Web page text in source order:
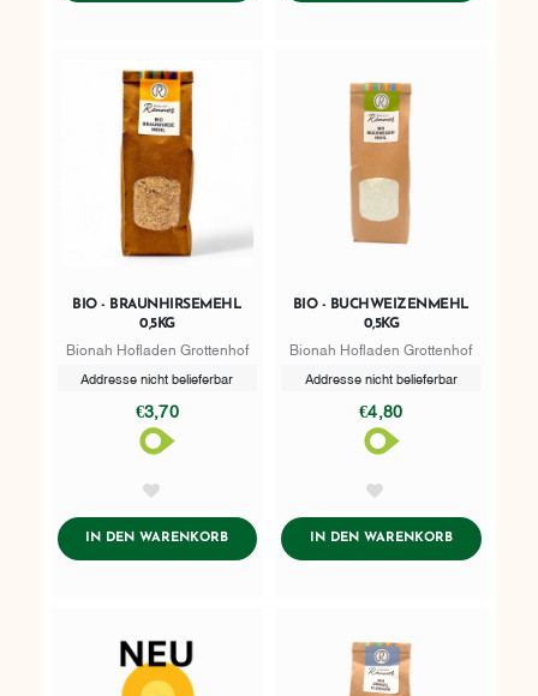
BIO - BRAUNHIRSEMEHL
0,5KG
Bionah Hofladen Grottenhof
Addresse nicht belieferbar
€3,70
IN DEN WARENKORBADDTOCART
BIO - BUCHWEIZENMEHL
0,5KG
Bionah Hofladen Grottenhof
Addresse nicht belieferbar
€4,80
IN DEN WARENKORBADDTOCART